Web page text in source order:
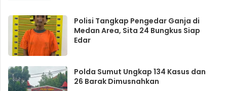
Polisi Tangkap Pengedar Ganja di
Medan Area, Sita 24 Bungkus Siap
Edar
Polda Sumut Ungkap 134 Kasus dan
26 Barak Dimusnahkan